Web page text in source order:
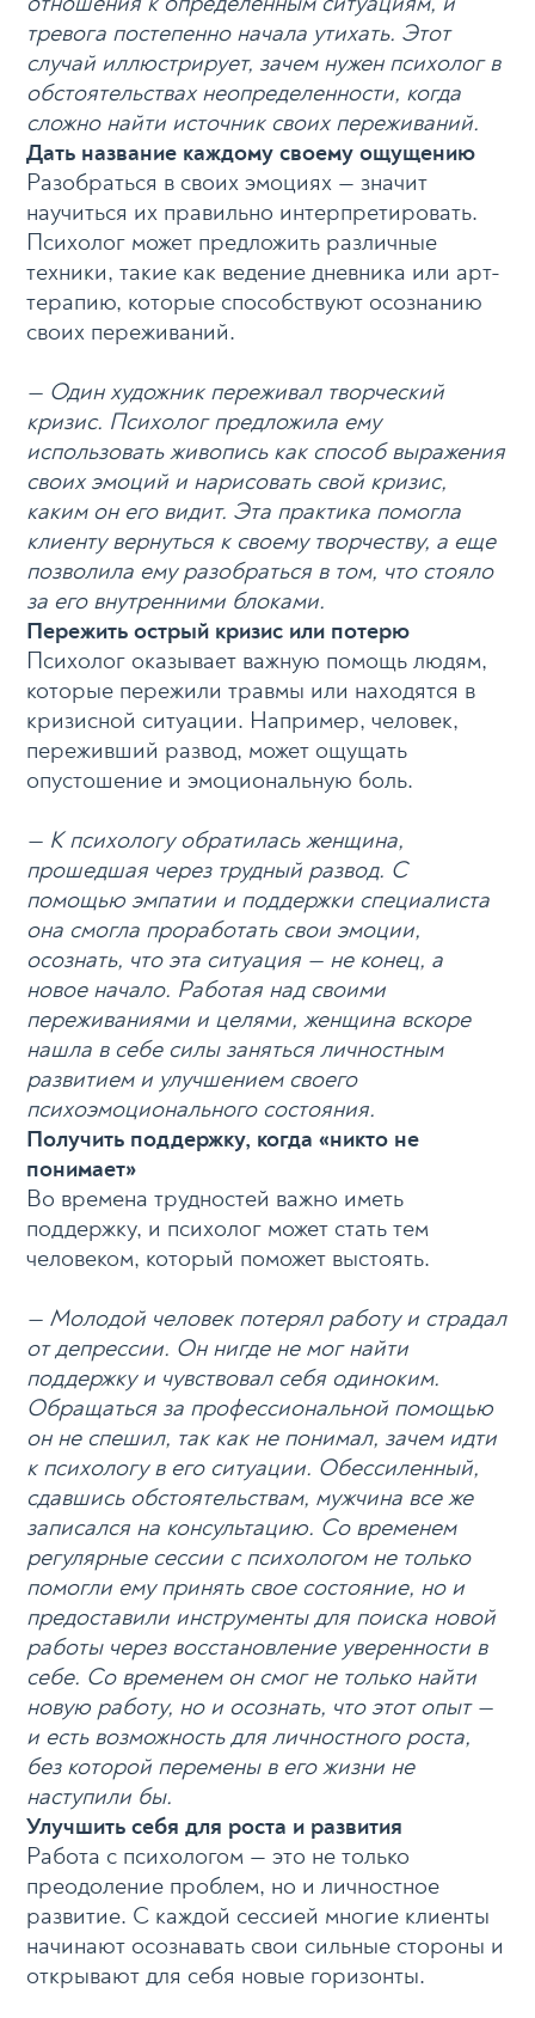
тревога постепенно начала утихать. Этот
случай иллюстрирует, зачем нужен психолог в
обстоятельствах неопределенности, когда
сложно найти источник своих переживаний.
Дать название каждому своему ощущению
Разобраться в своих эмоциях — значит
научиться их правильно интерпретировать.
Психолог может предложить различные
техники, такие как ведение дневника или арт-
терапию, которые способствуют осознанию
своих переживаний.
— Один художник переживал творческий
кризис. Психолог предложила ему
использовать живопись как способ выражения
своих эмоций и нарисовать свой кризис,
каким он его видит. Эта практика помогла
клиенту вернуться к своему творчеству, а еще
позволила ему разобраться в том, что стояло
за его внутренними блоками.
Пережить острый кризис или потерю
Психолог оказывает важную помощь людям,
которые пережили травмы или находятся в
кризисной ситуации. Например, человек,
переживший развод, может ощущать
опустошение и эмоциональную боль.
— К психологу обратилась женщина,
прошедшая через трудный развод. С
помощью эмпатии и поддержки специалиста
она смогла проработать свои эмоции,
осознать, что эта ситуация — не конец, а
новое начало. Работая над своими
переживаниями и целями, женщина вскоре
нашла в себе силы заняться личностным
развитием и улучшением своего
психоэмоционального состояния.
Получить поддержку, когда «никто не
понимает»
Во времена трудностей важно иметь
поддержку, и психолог может стать тем
человеком, который поможет выстоять.
— Молодой человек потерял работу и страдал
от депрессии. Он нигде не мог найти
поддержку и чувствовал себя одиноким.
Обращаться за профессиональной помощью
он не спешил, так как не понимал, зачем идти
к психологу в его ситуации. Обессиленный,
сдавшись обстоятельствам, мужчина все же
записался на консультацию. Со временем
регулярные сессии с психологом не только
помогли ему принять свое состояние, но и
предоставили инструменты для поиска новой
работы через восстановление уверенности в
себе. Со временем он смог не только найти
новую работу, но и осознать, что этот опыт —
и есть возможность для личностного роста,
без которой перемены в его жизни не
наступили бы.
Улучшить себя для роста и развития
Работа с психологом — это не только
преодоление проблем, но и личностное
развитие. С каждой сессией многие клиенты
начинают осознавать свои сильные стороны и
открывают для себя новые горизонты.